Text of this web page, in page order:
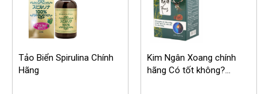
Tảo Biển Spirulina Chính
Hãng
Kim Ngân Xoang chính
hãng Có tốt không?...